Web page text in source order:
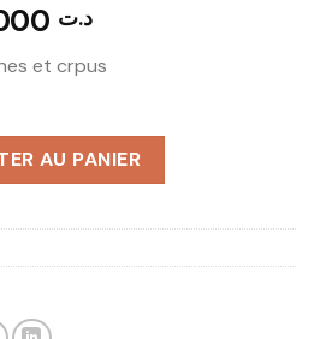
د.ت 55,000.
د.تLe
actuel
et crpus
Tame My Hair Créme
AU PANIER